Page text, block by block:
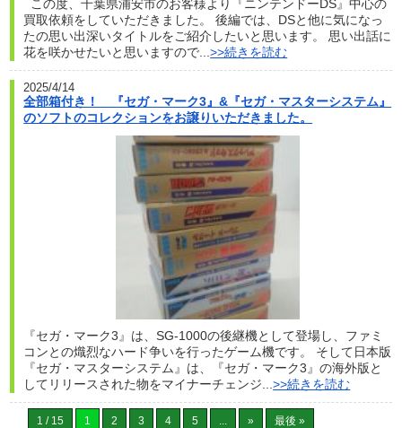
この度、千葉県浦安市のお客様より『ニンテンドーDS』中心の
買取依頼をしていただきました。 後編では、DSと他に気になっ
たの思い出深いタイトルをご紹介したいと思います。 思い出話に
花を咲かせたいと思いますので...>>続きを読む
2025/4/14
全部箱付き！ 『セガ・マーク3』&『セガ・マスターシステム』
のソフトのコレクションをお譲りいただきました。
『セガ・マーク3』は、SG-1000の後継機として登場し、ファミ
コンとの熾烈なハード争いを行ったゲーム機です。 そして日本版
『セガ・マスターシステム』は、『セガ・マーク3』の海外版と
してリリースされた物をマイナーチェンジ...>>続きを読む
1 / 15 1 2 3 4 5 ... » 最後 »